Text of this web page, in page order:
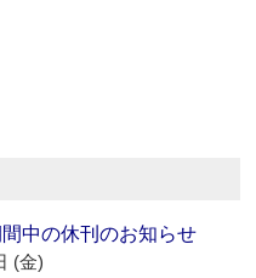
中の休刊のお知らせ
(金)